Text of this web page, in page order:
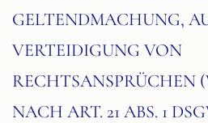
GELTENDMACHUNG,
VERTEIDIGUNG VON
RECHTSANSPRÜCHEN
NACH ART. 21 ABS. 1